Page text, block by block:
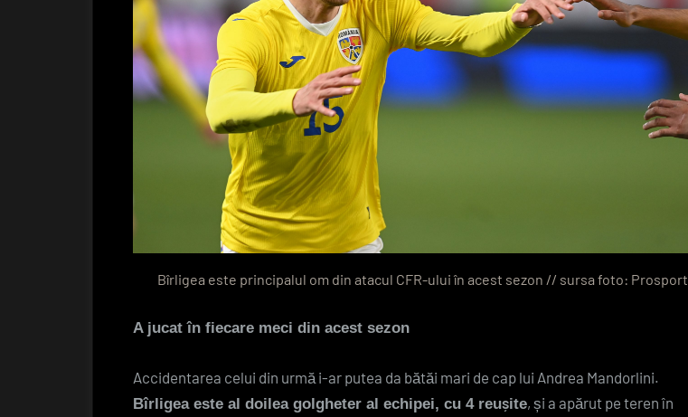
Bîrligea este principalul om din atacul CFR-ului în acest sezon // sursa foto: Prosport
A jucat în fiecare meci din acest sezon
Accidentarea celui din urmă i-ar putea da bătăi mari de cap lui Andrea Mandorlini.
Bîrligea este al doilea golgheter al echipei, cu 4 reușite, și a apărut pe teren în